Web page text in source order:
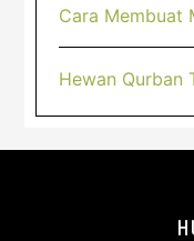
Cara Membuat
Hewan Qurban